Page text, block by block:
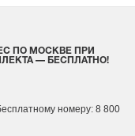
ПО МОСКВЕ ПРИ
— БЕСПЛАТНО!
номеру: 8 800